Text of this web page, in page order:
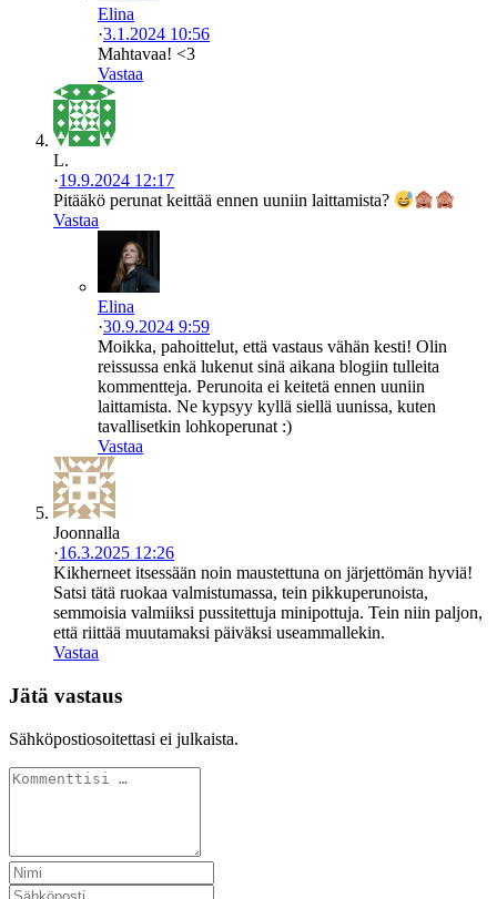
Elina
·3.1.2024 10:56
Mahtavaa! <3
Vastaa
L.
·19.9.2024 12:17
Pitääkö perunat keittää ennen uuniin laittamista?
Vastaa
Elina
·30.9.2024 9:59
Moikka, pahoittelut, että vastaus vähän kesti! Olin
reissussa enkä lukenut sinä aikana blogiin tulleita
kommentteja. Perunoita ei keitetä ennen uuniin
laittamista. Ne kypsyy kyllä siellä uunissa, kuten
tavallisetkin lohkoperunat :)
Vastaa
Joonnalla
·16.3.2025 12:26
Kikherneet itsessään noin maustettuna on järjettömän hyviä!
Satsi tätä ruokaa valmistumassa, tein pikkuperunoista,
semmoisia valmiiksi pussitettuja minipottuja. Tein niin paljon,
että riittää muutamaksi päiväksi useammallekin.
Vastaa
Jätä vastaus
Sähköpostiosoitettasi ei julkaista.